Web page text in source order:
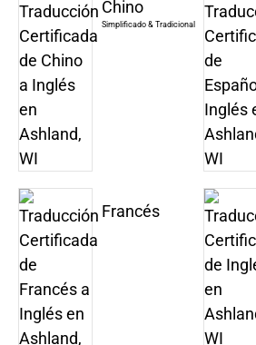
Chino
Simplificado & Tradicional
Francés